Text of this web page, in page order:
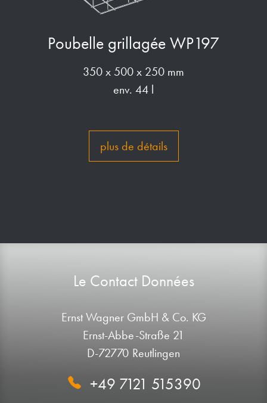
Poubelle grillagée WP197
350 x 500 x 250 mm
env. 44 l
plus de détails
Le Contact Données
Ernst Wagner GmbH & Co. KG
Ernst-Abbe-Straße 21
D-72770 Reutlingen
+49 7121 515390